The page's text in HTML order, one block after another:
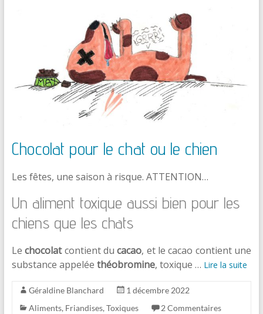
Chocolat pour le chat ou le chien
Les fêtes, une saison à risque. ATTENTION…
Un aliment toxique aussi bien pour les
chiens que les chats
Lechocolatcontient ducacao, et le cacao contient une
substance appelée théobromine, toxique … Lire la suite
Géraldine Blanchard
1 décembre 2022
Aliments, Friandises, Toxiques 2 Commentaires